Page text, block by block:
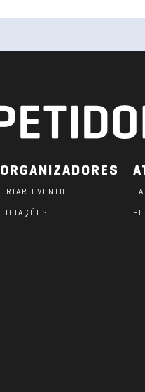
ORGANIZADORES
CRIAR EVENTO
FILIAÇÕES